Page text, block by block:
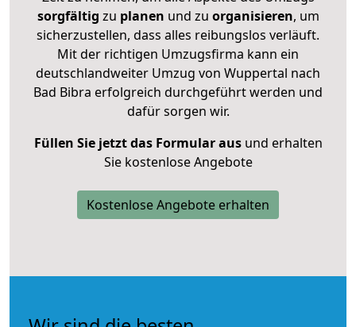
sorgfältig zu planen und zu organisieren, um
sicherzustellen, dass alles reibungslos verläuft.
Mit der richtigen Umzugsfirma kann ein
deutschlandweiter Umzug von Wuppertal nach
Bad Bibra erfolgreich durchgeführt werden und
dafür sorgen wir.
Füllen Sie jetzt das Formular ausund erhalten
Sie kostenlose Angebote
Kostenlose Angebote erhalten